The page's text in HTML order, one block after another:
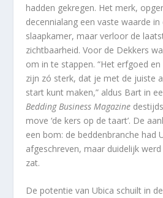
hadden gekregen. Het merk,
decennialang een vaste waarde
slaapkamer, maar verloor de
zichtbaarheid. Voor de Dekkers
om in te stappen. “Het erfgoed
zijn zó sterk, dat je met de juiste
start kunt maken,” aldus Bart in
Bedding Business Magazine
move ‘de kers op de taart’. De
een bom: de beddenbranche had
afgeschreven, maar duidelijk
zat.
De potentie van Ubica schuilt in